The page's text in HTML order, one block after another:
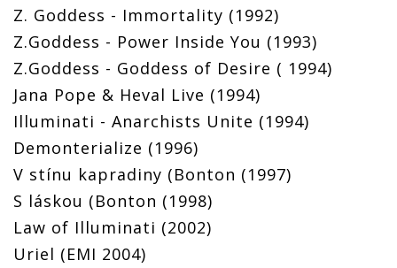
Z. Goddess - Immortality (1992)
Z.Goddess - Power Inside You (1993)
Z.Goddess - Goddess of Desire ( 1994)
Jana Pope & Heval Live (1994)
Illuminati - Anarchists Unite (1994)
Demonterialize (1996)
V stínu kapradiny (Bonton (1997)
S láskou (Bonton (1998)
Law of Illuminati (2002)
Uriel (EMI 2004)